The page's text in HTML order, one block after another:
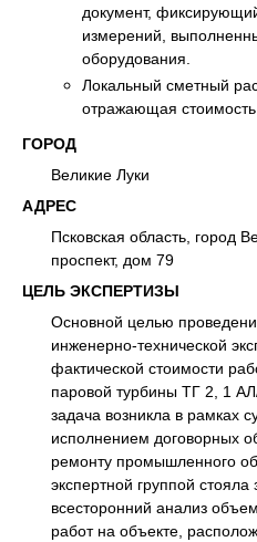
документ,
измерений,
оборудования.
Локальный сметный
отражающая
ГОРОД
Великие Луки
АДРЕС
Псковская область, город
проспект, дом 79
ЦЕЛЬ ЭКСПЕРТИЗЫ
Основной целью
инженерно-технической
фактической стоимости
паровой турбины ТГ 2, 1
задача возникла в рамках
исполнением договорных
ремонту промышленного
экспертной группой стояла
всесторонний анализ
работ на объекте,